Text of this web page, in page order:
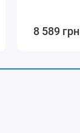
8 589 грн